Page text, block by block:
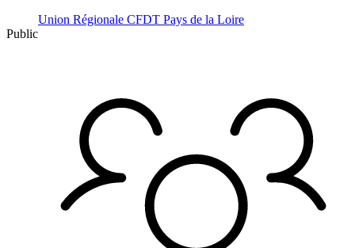
Union Régionale CFDT Pays de la Loire
Public